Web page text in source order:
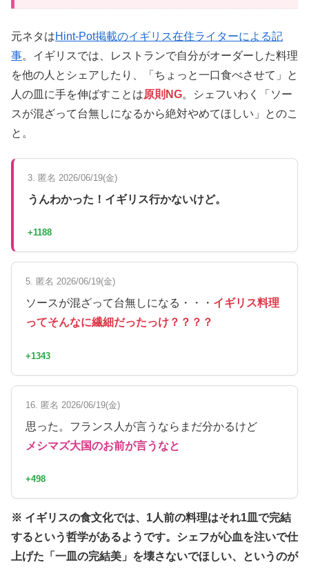
元ネタはHint-Pot掲載のイギリス在住ライターによる記
事。イギリスでは、レストランで自分がオーダーした料理
を他の人とシェアしたり、「ちょっと一口食べさせて」と
人の皿に手を伸ばすことは原則NG。シェフいわく「ソー
スが混ざって台無しになるから絶対やめてほしい」とのこ
と。
3. 匿名 2026/06/19(金)
うんわかった！イギリス行かないけど。
+1188
5. 匿名 2026/06/19(金)
ソースが混ざって台無しになる・・・ イギリス料理
ってそんなに繊細だったっけ？？？？
+1343
16. 匿名 2026/06/19(金)
思った。フランス人が言うならまだ分かるけど
メシマズ大国のお前が言うなと
+498
※ イギリスの食文化では、1人前の料理はそれ1皿で完結
するという哲学があるようです。シェフが心血を注いで仕
上げた「一皿の完結美」を壊さないでほしい、というのが